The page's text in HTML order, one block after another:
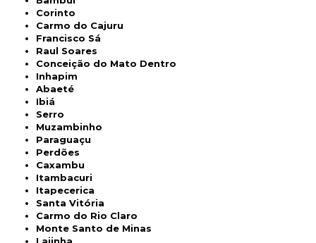
Corinto
Carmo do Cajuru
Francisco Sá
Raul Soares
Conceição do Mato Dentro
Inhapim
Abaeté
Ibiá
Serro
Muzambinho
Paraguaçu
Perdões
Caxambu
Itambacuri
Itapecerica
Santa Vitória
Carmo do Rio Claro
Monte Santo de Minas